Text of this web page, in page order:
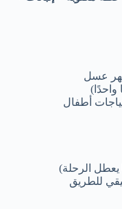
عسل
أطفال
الرحلة)
للطريق